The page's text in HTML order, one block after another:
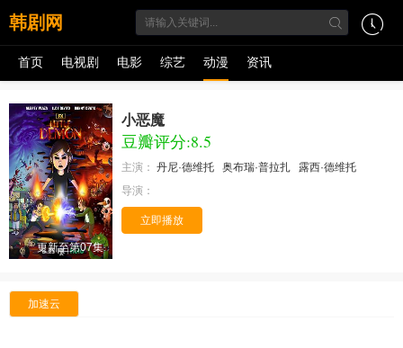
韩剧网
首页 电视剧 电影 综艺 动漫 资讯
更新至第07集
小恶魔
豆瓣评分:8.5
主演： 丹尼·德维托 奥布瑞·普拉扎
露西·德维托
导演：
立即播放
加速云